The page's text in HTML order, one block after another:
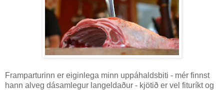
Framparturinn er eiginlega minn uppáhaldsbiti - mér finnst
hann alveg dásamlegur langeldaður - kjötið er vel fituríkt og